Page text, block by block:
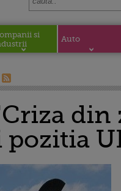
si
Auto
din